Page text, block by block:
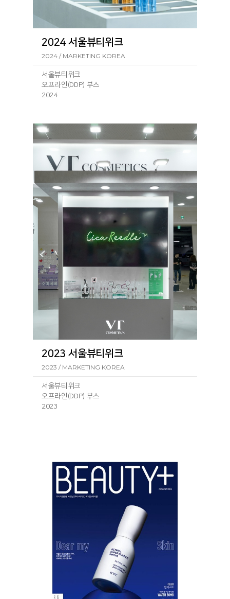
2024 서울뷰티위크
2024 / MARKETING KOREA
서울뷰티위크
오프라인(DDP) 부스
2024
2023 서울뷰티위크
2023 / MARKETING KOREA
서울뷰티위크
오프라인(DDP) 부스
2023